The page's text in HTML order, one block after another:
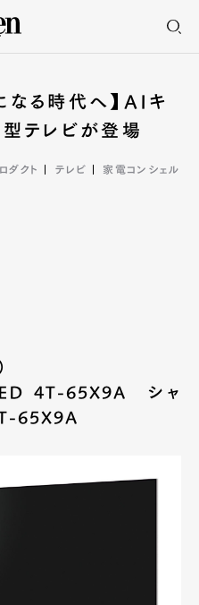
なる時代へ】AIキ
型テレビが登場
ダクト テレビ
家電コンシェル
4T-65X9A シャ
65X9A